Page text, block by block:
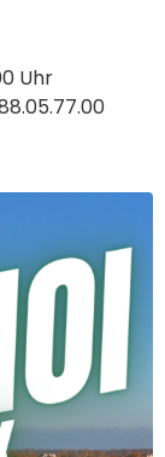
Uhr